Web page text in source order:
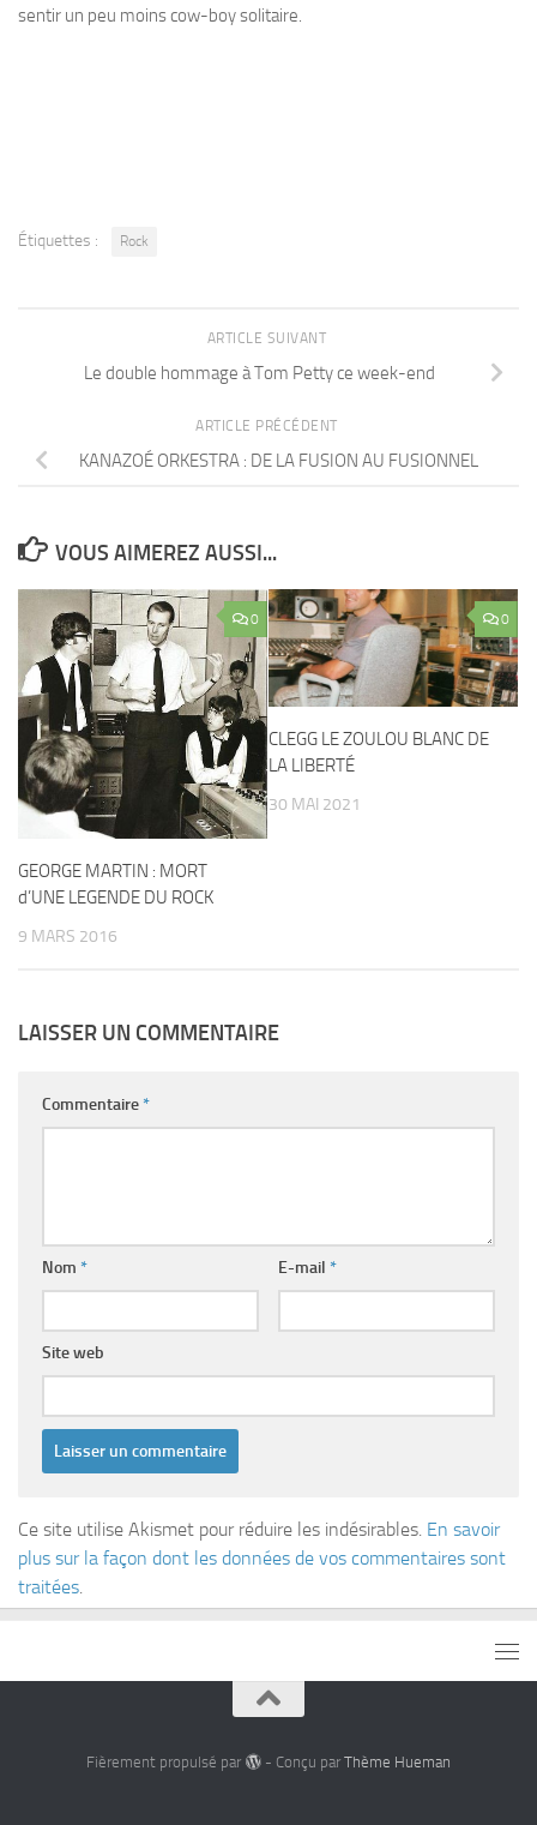
sentir un peu moins cow-boy solitaire.
Étiquettes : Rock
ARTICLE SUIVANT
Le double hommage à Tom Petty ce week-end
ARTICLE PRÉCÉDENT
KANAZOÉ ORKESTRA : DE LA FUSION AU FUSIONNEL
VOUS AIMEREZ AUSSI...
0
GEORGE MARTIN : MORT
d’UNE LEGENDE DU ROCK
9 MARS 2016
0
CLEGG LE ZOULOU BLANC DE
LA LIBERTÉ
30 MAI 2021
LAISSER UN COMMENTAIRE
Commentaire*
Nom * E-mail *
Site web
Ce site utilise Akismet pour réduire les indésirables. En savoir
plus sur la façon dont les données de vos commentaires sont
traitées.
Fièrement propulsé par - Conçu par Thème Hueman